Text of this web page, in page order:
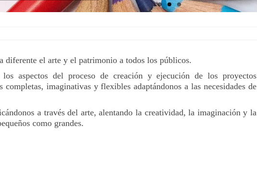
diferente el arte y el patrimonio a todos los públicos.
aspectos del proceso de creación y ejecución de los proyectos
completas, imaginativas y flexibles adaptándonos a las necesidades de
a través del arte, alentando la creatividad, la imaginación y la
como grandes.